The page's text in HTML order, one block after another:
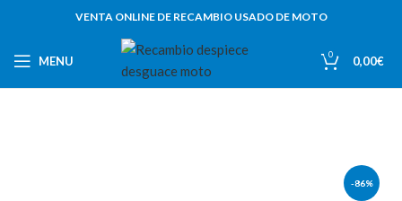
VENTA ONLINE DE RECAMBIO USADO DE MOTO
MENU 0 0,00€
-86%